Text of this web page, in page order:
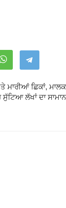
ਮਾਰੀਆਂ ਛਿਕਾਂ, ਮਾਲਕ
ਸੁੱਟਿਆ ਲੱਖਾਂ ਦਾ ਸਾਮਾਨ